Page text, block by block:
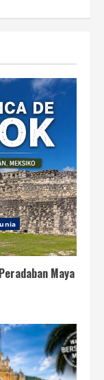
Maya